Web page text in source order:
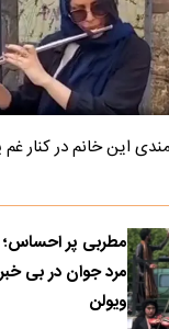
این خانم در کنار غم
مطربی پر
مرد جوان در بی
ویولن